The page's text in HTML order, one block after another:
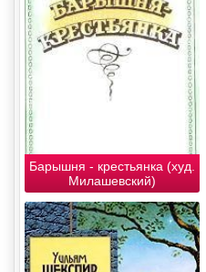
Барышня - крестьянка (худ.
Милашевский)